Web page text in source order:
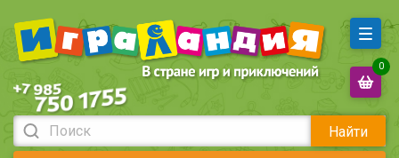
Найти
0